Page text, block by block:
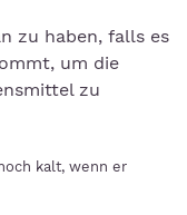
zu haben, falls es
um die
zu
kalt, wenn er